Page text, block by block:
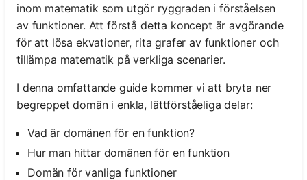
inom matematik som utgör ryggraden i förståelsen
av funktioner. Att förstå detta koncept är avgörande
för att lösa ekvationer, rita grafer av funktioner och
tillämpa matematik på verkliga scenarier.
I denna omfattande guide kommer vi att bryta ner
begreppet domän i enkla, lättförståeliga delar:
Vad är domänen för en funktion?
Hur man hittar domänen för en funktion
Domän för vanliga funktioner